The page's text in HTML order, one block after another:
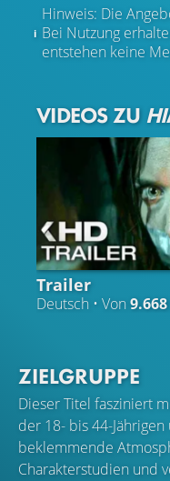
Hinweis: Die
Bei Nutzung
entstehen keine
VIDEOS ZU
Trailer
Deutsch • Von9.668
ZIELGRUPPE
Dieser Titel fasziniert
der 18- bis 44-
beklemmende
Charakterstudien und